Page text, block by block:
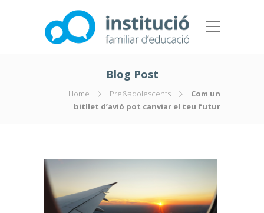
Blog Post
Home Pre&adolescents
Com un
bitllet d’avió pot canviar el teu futur